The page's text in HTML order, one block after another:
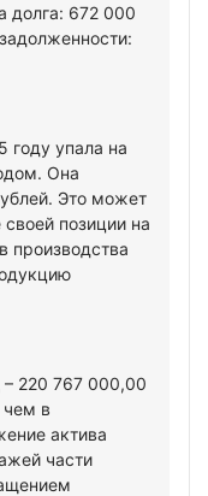
долга: 672 000
году упала на
Она
Это может
своей позиции на
производства
– 220 767 000,00
чем в
актива
части